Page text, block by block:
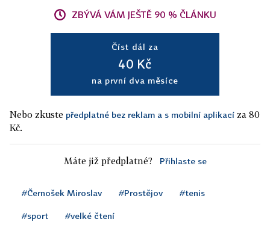
ZBÝVÁ VÁM JEŠTĚ 90 % ČLÁNKU
Číst dál za
40 Kč
na první dva měsíce
Nebo zkuste předplatné bez reklam a s mobilní aplikací za 80
Kč.
Máte již předplatné? Přihlaste se
#Černošek Miroslav #Prostějov #tenis
#sport #velké čtení